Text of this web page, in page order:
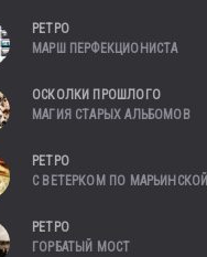
РЕТРО
МАРШ ПЕРФЕКЦИОНИСТА
ОСКОЛКИ ПРОШЛОГО
МАГИЯ СТАРЫХ АЛЬБОМОВ
РЕТРО
С ВЕТЕРКОМ ПО МАРЬИНСКОЙ
РЕТРО
ГОРБАТЫЙ МОСТ